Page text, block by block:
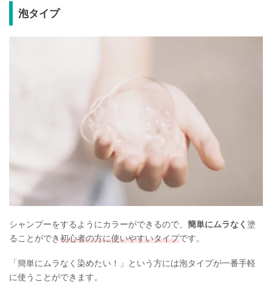
泡タイプ
シャンプーをするようにカラーができるので、 簡単にムラなく 塗
ることができ初心者の方に使いやすいタイプです。
「簡単にムラなく染めたい！」という方には泡タイプが一番手軽
に使うことができます。